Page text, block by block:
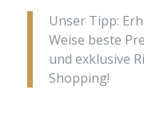
Unser Tipp:
Weise beste
und exklusive
Shopping!